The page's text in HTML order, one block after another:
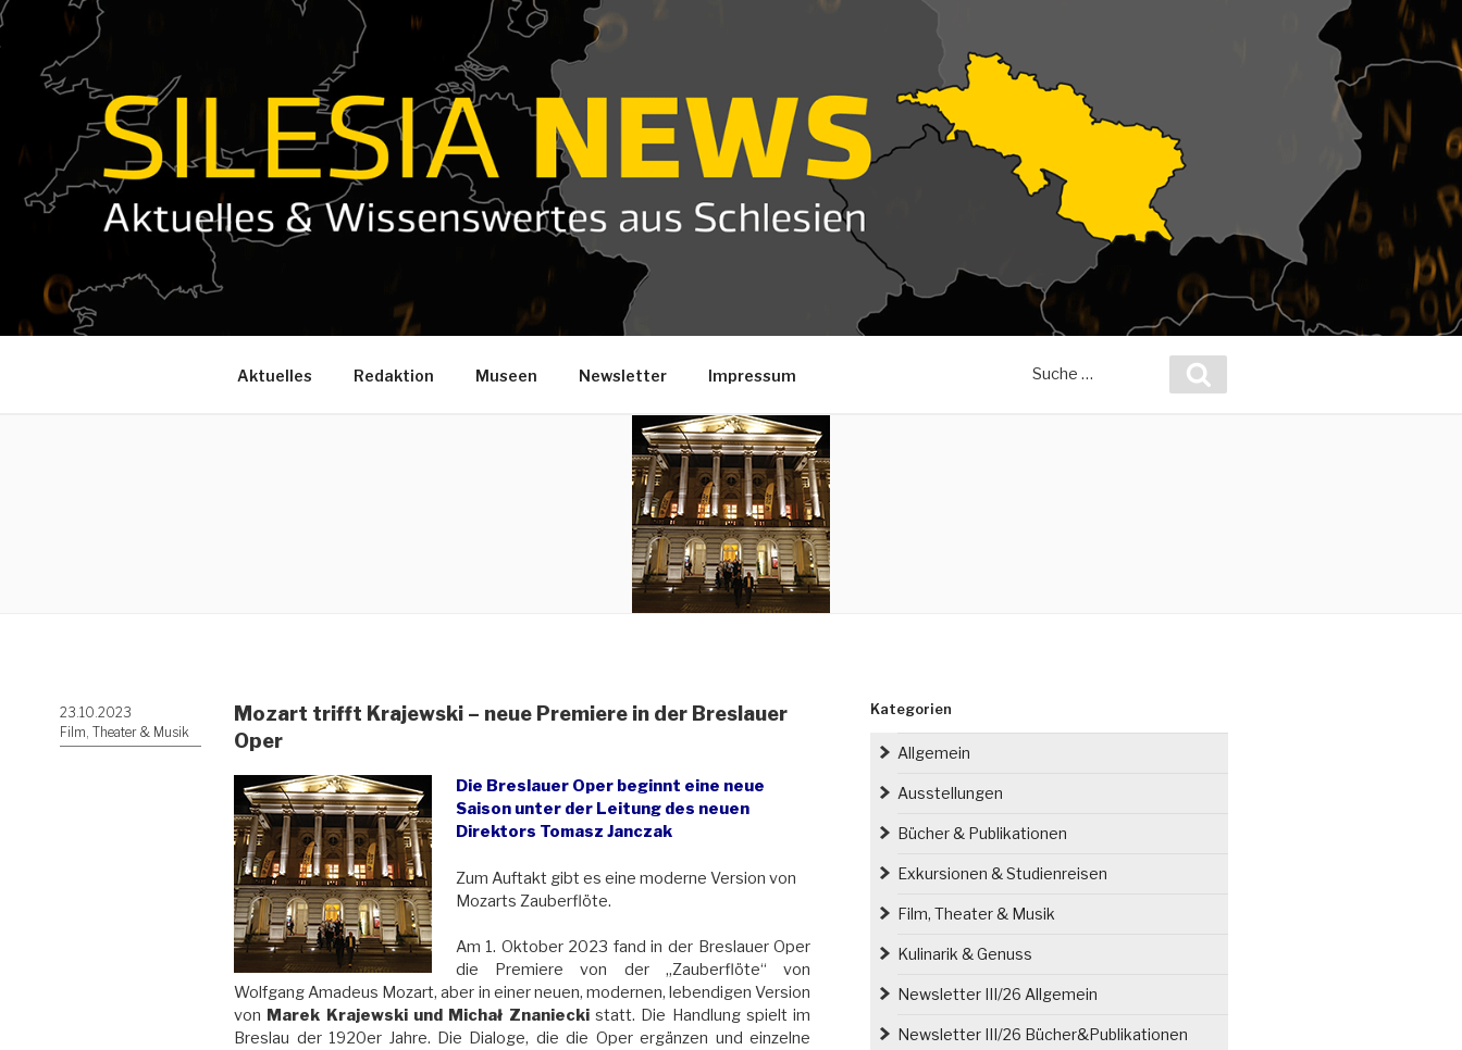
Zum
Inhalt
springen
Aktuelles Redaktion Museen Newsletter Impressum
nach:
Veröffentlicht
am
23.10.2023
Film, Theater & Musik
Mozart trifft Krajewski – neue Premiere in der Breslauer
Oper
Die Breslauer Oper beginnt eine neue
Saison unter der Leitung des neuen
Direktors Tomasz Janczak
Zum Auftakt gibt es eine moderne Version von
Mozarts Zauberflöte.
Am 1. Oktober 2023 fand in der Breslauer Oper
die Premiere von der „Zauberflöte“ von
Wolfgang Amadeus Mozart, aber in einer neuen, modernen, lebendigen Version
von Marek Krajewski und Michał Znanieckistatt. Die Handlung spielt im
Breslau der 1920er Jahre. Die Dialoge, die die Oper ergänzen und einzelne
Kategorien
Allgemein
Ausstellungen
Bücher & Publikationen
Exkursionen & Studienreisen
Film, Theater & Musik
Kulinarik & Genuss
Newsletter III/26 Allgemein
Newsletter III/26 Bücher&Publikationen